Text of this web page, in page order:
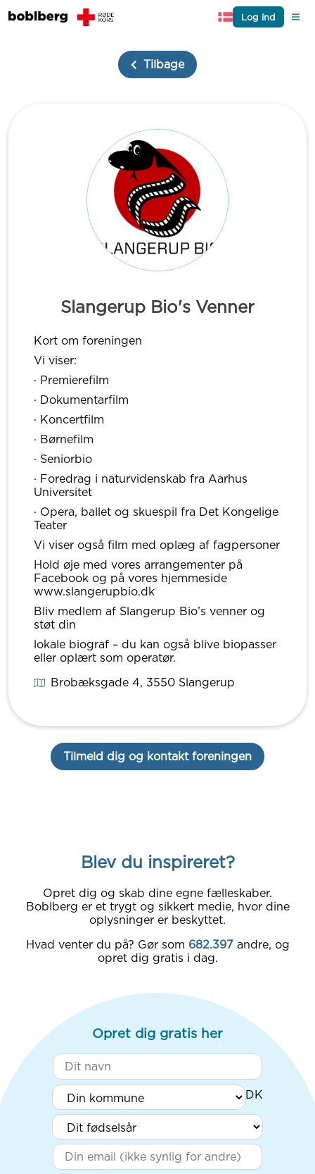
Log ind
Tilbage
Slangerup Bio's Venner
Kort om foreningen
Vi viser:
· Premierefilm
· Dokumentarfilm
· Koncertfilm
· Børnefilm
· Seniorbio
· Foredrag i naturvidenskab fra Aarhus
Universitet
· Opera, ballet og skuespil fra Det Kongelige
Teater
Vi viser også film med oplæg af fagpersoner
Hold øje med vores arrangementer på
Facebook og på vores hjemmeside
www.slangerupbio.dk
Bliv medlem af Slangerup Bio’s venner og
støt din
lokale biograf – du kan også blive biopasser
eller oplært som operatør.
Brobæksgade 4, 3550Slangerup
Tilmeld dig og kontakt foreningen
Blev du inspireret?
Opret dig og skab dine egne fælleskaber.
Boblberg er et trygt og sikkert medie, hvor dine
oplysninger er beskyttet.
Hvad venter du på? Gør som 682.397 andre, og
opret dig gratis i dag.
Opret dig gratis her